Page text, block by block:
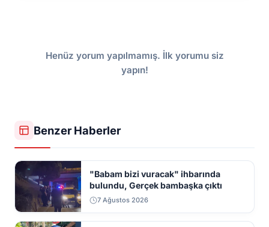
Henüz yorum yapılmamış. İlk yorumu siz
yapın!
Benzer Haberler
"Babam bizi vuracak" ihbarında
bulundu, Gerçek bambaşka çıktı
7 Ağustos 2026